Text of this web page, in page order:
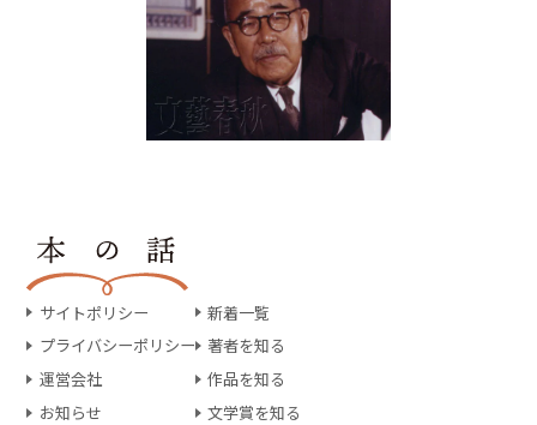
サイトポリシー
プライバシーポリシー
運営会社
お知らせ
新着一覧
著者を知る
作品を知る
文学賞を知る